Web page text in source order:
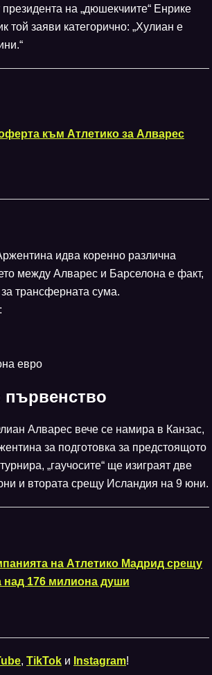
на „дюшекчиите“ Енрике
заяви категорично: „Хулиан е
към Атлетико за Алварес
идва коренно различна
между Алварес и Барселона е факт,
трансферната сума.
евро
първенство
Алварес вече се намира в Канзас,
за подготовка за предстоящото
„гаучосите“ ще изиграят две
и втората срещу Исландия на 9 юни.
на Атлетико Мадрид срещу
над 176 милиона души
, TikTok и Instagram!